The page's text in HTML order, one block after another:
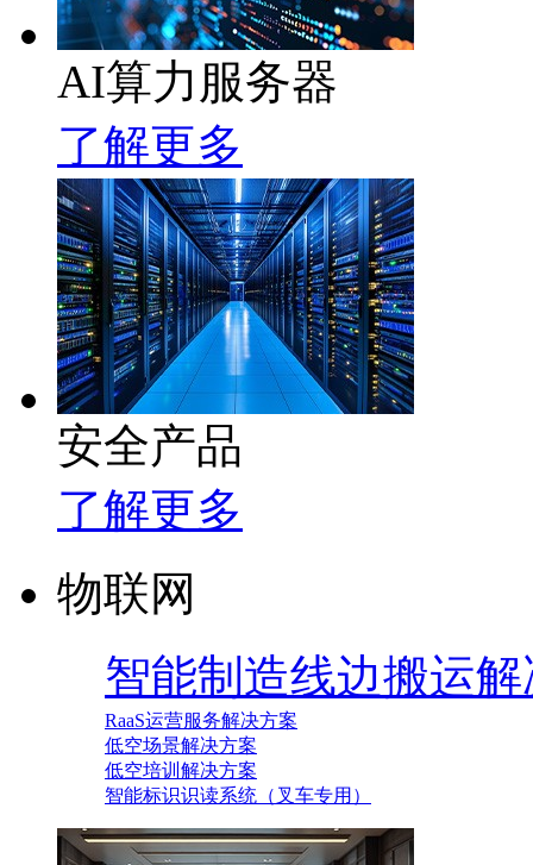
AI算力服务器
了解更多
安全产品
了解更多
物联网
智能制造线边搬运
RaaS运营服务解决方案
低空场景解决方案
低空培训解决方案
智能标识识读系统（叉车专用）